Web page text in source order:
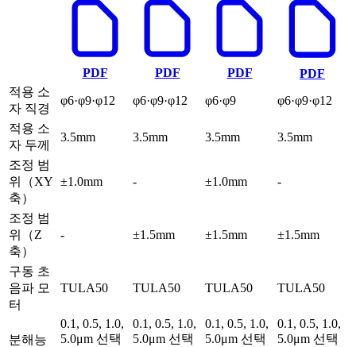
PDF PDF PDF
PDF
적용 소
자 직경
φ6·φ9·φ12 φ6·φ9·φ12 φ6·φ9 φ6·φ9·φ12
적용 소
자 두께
3.5mm 3.5mm 3.5mm 3.5mm
조정 범
위（XY
축）
±1.0mm - ±1.0mm -
조정 범
위（Z
축）
- ±1.5mm ±1.5mm ±1.5mm
구동 초
음파 모
터
TULA50 TULA50 TULA50 TULA50
분해능
0.1, 0.5, 1.0,
5.0μm 선택
0.1, 0.5, 1.0,
5.0μm 선택
0.1, 0.5, 1.0,
5.0μm 선택
0.1, 0.5, 1.0,
5.0μm 선택